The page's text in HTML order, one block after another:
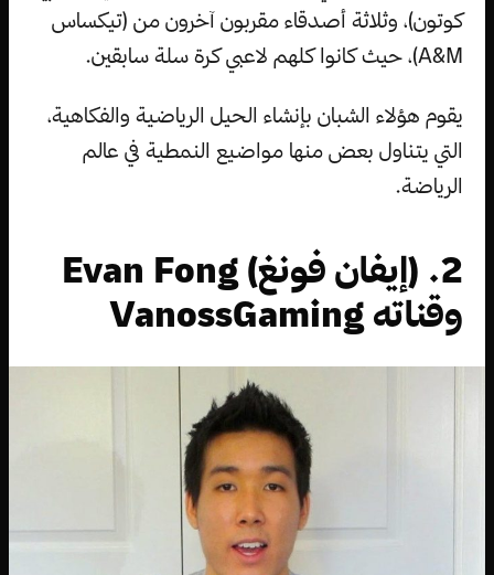
كوتون)، وثلاثة أصدقاء مقربون آخرون من (تيكساس
A&M)، حيث كانوا كلهم لاعبي كرة سلة سابقين.
يقوم هؤلاء الشبان بإنشاء الحيل الرياضية والفكاهية،
التي يتناول بعض منها مواضيع النمطية في عالم
الرياضة.
2. (إيفان فونغ) Evan Fong
وقناته VanossGaming